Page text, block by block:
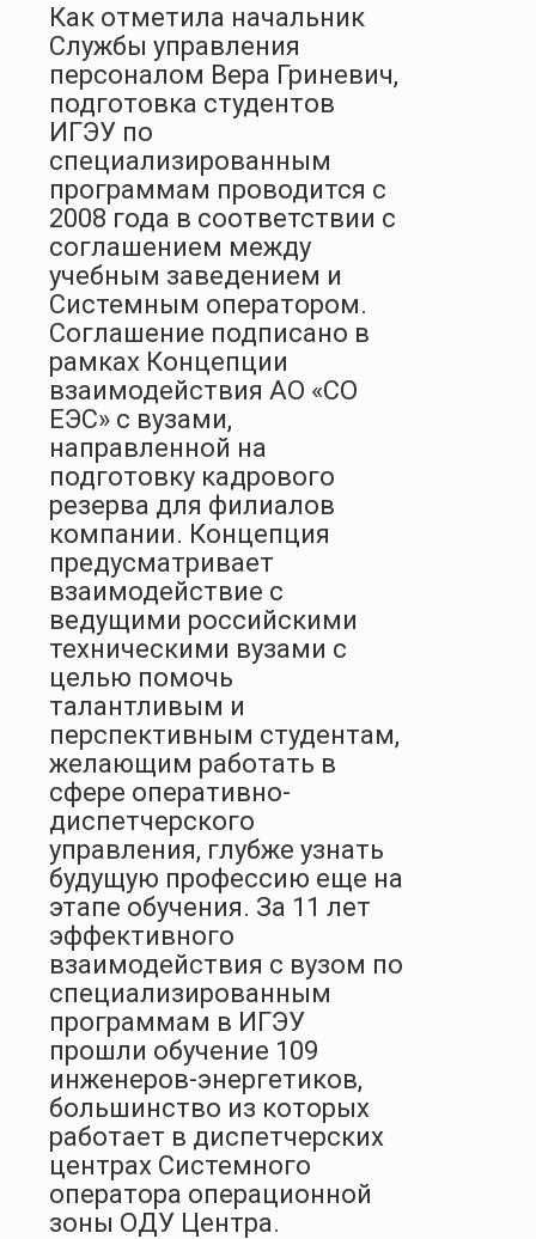
Как отметила начальник
Службы управления
персоналом Вера Гриневич,
подготовка студентов
ИГЭУ по
специализированным
программам проводится с
2008 года в соответствии с
соглашением между
учебным заведением и
Системным оператором.
Соглашение подписано в
рамках Концепции
взаимодействия АО «СО
ЕЭС» с вузами,
направленной на
подготовку кадрового
резерва для филиалов
компании. Концепция
предусматривает
взаимодействие с
ведущими российскими
техническими вузами с
целью помочь
талантливым и
перспективным студентам,
желающим работать в
сфере оперативно-
диспетчерского
управления, глубже узнать
будущую профессию еще на
этапе обучения. За 11 лет
эффективного
взаимодействия с вузом по
специализированным
программам в ИГЭУ
прошли обучение 109
инженеров-энергетиков,
большинство из которых
работает в диспетчерских
центрах Системного
оператора операционной
зоны ОДУ Центра.